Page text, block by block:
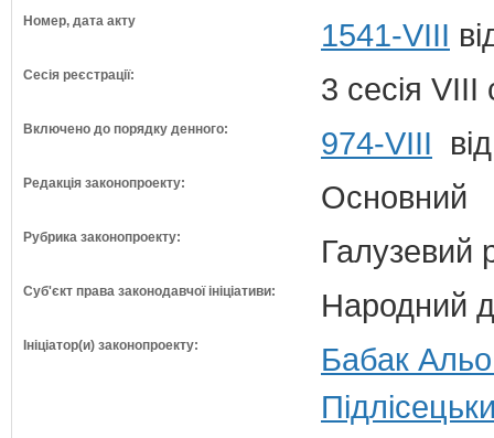
Номер, дата акту 1541-VIII
Сесія реєстрації: 3 сесія VIII
Включено до порядку денного: 974-VIII
Редакція законопроекту: Основний
Рубрика законопроекту: Галузевий
Суб'єкт права законодавчої ініціативи: Народний
Ініціатор(и) законопроекту:
Бабак